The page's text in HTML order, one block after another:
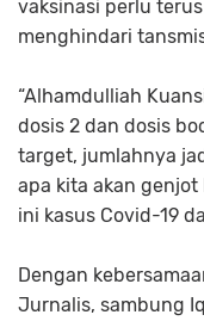
vaksinasi perlu
menghindari
“Alhamdulliah
dosis 2 dan dosis
target, jumlahnya
apa kita akan
ini kasus Covid-19
Dengan
Jurnalis, sambung